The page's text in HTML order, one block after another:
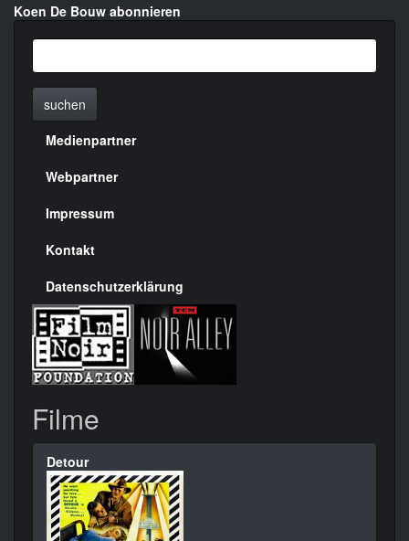
Koen De Bouw abonnieren
suchen
Menülinks
rechte
Seite
Medienpartner
Webpartner
Impressum
Kontakt
Datenschutzerklärung
Filme
Detour